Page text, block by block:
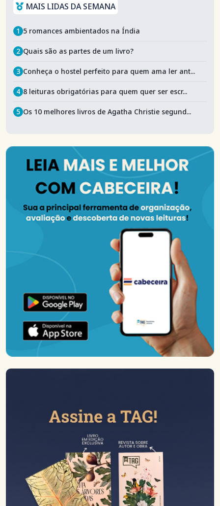
MAIS LIDAS DA SEMANA
1 5 romances ambientados na Índia
2 Quais são as partes de um livro?
3 Conheça o hostel perfeito para quem ama ler ant...
4 8 leituras obrigatórias para quem quer ser escr...
5 Os 10 melhores livros de Agatha Christie segund...